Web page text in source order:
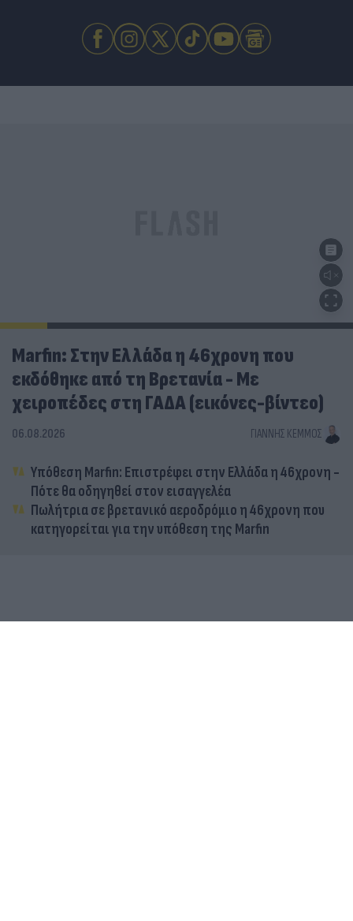
Marfin: Στην Ελλάδα η 46χρονη που
εκδόθηκε από τη Βρετανία - Με
χειροπέδες στη ΓΑΔΑ (εικόνες-βίντεο)
06.08.2026 ΓΙΆΝΝΗΣ ΚΈΜΜΟΣ
Υπόθεση Marfin: Επιστρέφει στην Ελλάδα η 46χρονη -
Πότε θα οδηγηθεί στον εισαγγελέα
Πωλήτρια σε βρετανικό αεροδρόμιο η 46χρονη που
κατηγορείται για την υπόθεση της Marfin